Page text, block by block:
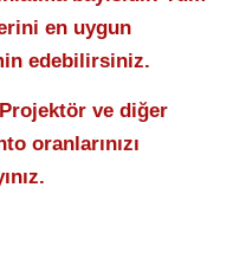
en uygun
edebilirsiniz.
ve diğer
oranlarınızı